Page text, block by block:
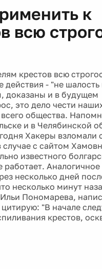
к
всю
крестов всю
действия - "не
доказаны и в будущем
это дело чести
всего общества.
и в Челябинской
Хакеры взломали
с сайтом
известного
несколько дней
несколько минут
Пономарева,
"В начале
крестов,